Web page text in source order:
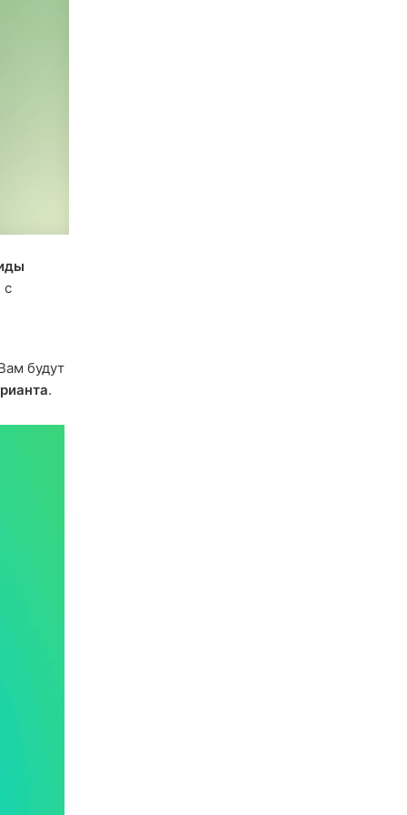
с
будут
.